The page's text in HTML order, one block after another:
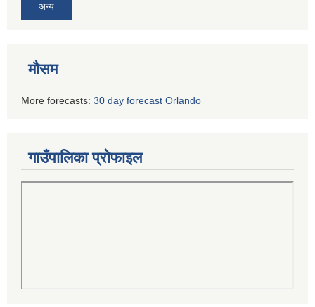
अन्य
मौसम
More forecasts: 30 day forecast Orlando
गाउँपालिका प्रोफाइल